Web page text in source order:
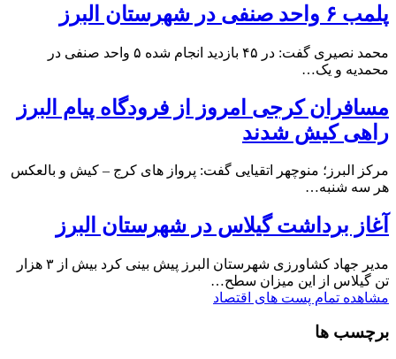
پلمب ۶ واحد صنفی در شهرستان البرز
محمد نصیری گفت: در ۴۵ بازدید انجام شده ۵ واحد صنفی در
محمدیه و یک…
مسافران کرجی امروز از فرودگاه پیام البرز
راهی کیش شدند
مرکز البرز؛ منوچهر اتقیایی گفت: پرواز های کرج – کیش و بالعکس
هر سه شنبه…
آغاز برداشت گیلاس در شهرستان البرز
مدیر جهاد کشاورزی شهرستان البرز پیش بینی کرد بیش از ۳ هزار
تن گیلاس از این میزان سطح…
مشاهده تمام پست های اقتصاد
برچسب ها